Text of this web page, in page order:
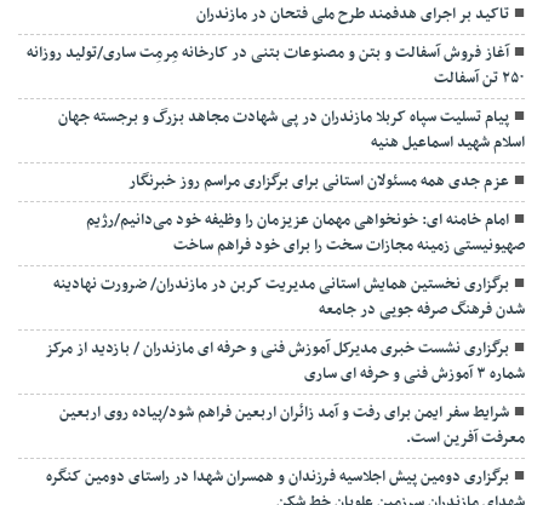
تاکید بر اجرای هدفمند طرح ملی فتحان در مازندران
آغاز فروش آسفالت و بتن و مصنوعات بتنی در کارخانه مِرمِت ساری/تولید روزانه
۲۵۰ تن آسفالت
پیام تسلیت سپاه کربلا مازندران در پی شهادت مجاهد بزرگ و برجسته جهان
اسلام شهید اسماعیل هنیه
عزم جدی همه مسئولان استانی برای برگزاری مراسم روز خبرنگار
امام خامنه ای: خونخواهی مهمان عزیزمان را وظیفه خود می‌دانیم/رژیم
صهیونیستی زمینه مجازات سخت را برای خود فراهم ساخت
برگزاری نخستین همایش استانی مدیریت کربن در مازندران/ ضرورت نهادینه
شدن فرهنگ صرفه جویی در جامعه
برگزاری نشست خبری مدیرکل آموزش فنی و حرفه ای مازندران / بازدید از مرکز
شماره ۳ آموزش فنی و حرفه ای ساری
شرایط سفر ایمن برای رفت و آمد زائران اربعین فراهم شود/پیاده روی اربعین
معرفت آفرین است.
برگزاری دومین پیش اجلاسیه فرزندان و همسران شهدا در راستای دومین کنگره